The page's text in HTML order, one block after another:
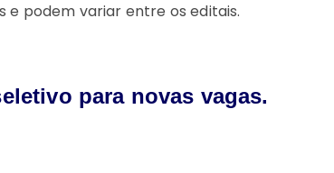
e podem variar entre os editais.
para novas vagas.